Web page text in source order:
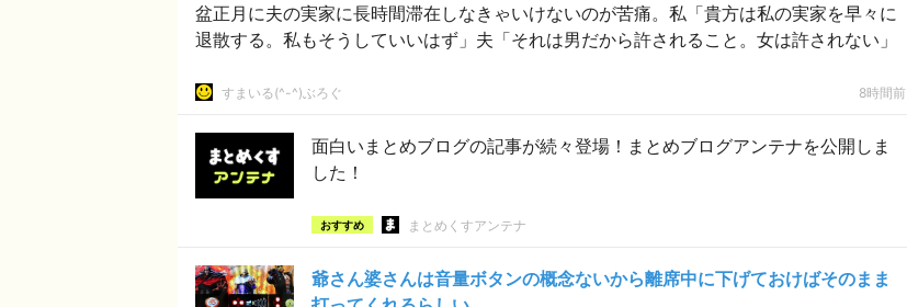
盆正月に夫の実家に長時間滞在しなきゃいけないのが苦痛。私「貴方は私の実家を早々に
退散する。私もそうしていいはず」夫「それは男だから許されること。女は許されない」
すまいる(^-^)ぶろぐ 8時間前
面白いまとめブログの記事が続々登場！まとめブログアンテナを公開しま
した！
おすすめ まとめくすアンテナ
爺さん婆さんは音量ボタンの概念ないから離席中に下げておけばそのまま